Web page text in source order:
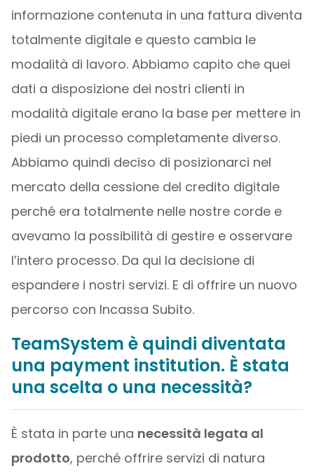
informazione contenuta in una fattura diventa
totalmente digitale e questo cambia le
modalità di lavoro. Abbiamo capito che quei
dati a disposizione dei nostri clienti in
modalità digitale erano la base per mettere in
piedi un processo completamente diverso.
Abbiamo quindi deciso di posizionarci nel
mercato della cessione del credito digitale
perché era totalmente nelle nostre corde e
avevamo la possibilità di gestire e osservare
l’intero processo. Da qui la decisione di
espandere i nostri servizi. E di offrire un nuovo
percorso con Incassa Subito.
TeamSystem è quindi diventata
una payment institution. È stata
una scelta o una necessità?
È stata in parte una necessità legata al
prodotto, perché offrire servizi di natura